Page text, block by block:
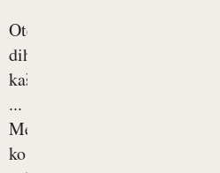
Oteženo
dihanje,
kašljanje
...
Medtem
ko